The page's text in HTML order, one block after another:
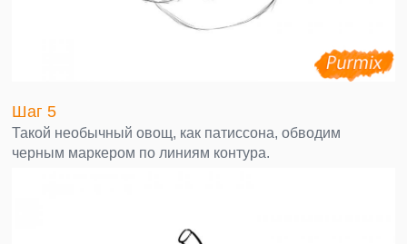
Шаг 5
Такой необычный овощ, как патиссона, обводим
черным маркером по линиям контура.